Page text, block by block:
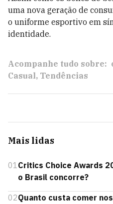
uma nova geração de
o uniforme esportivo em
identidade.
Acompanhe tudo sobre:
Casual Tendências
Mais lidas
01Critics Choice Awards
o Brasil concorre?
02Quanto custa comer